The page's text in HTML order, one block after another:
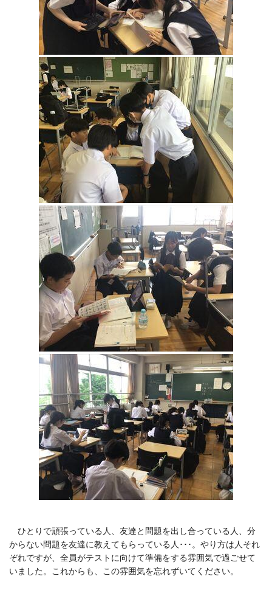
ひとりで頑張っている人、友達と問題を出し合っている人、分
からない問題を友達に教えてもらっている人･･･。やり方は人それ
ぞれですが、全員がテストに向けて準備をする雰囲気で過ごせて
いました。これからも、この雰囲気を忘れずいてください。